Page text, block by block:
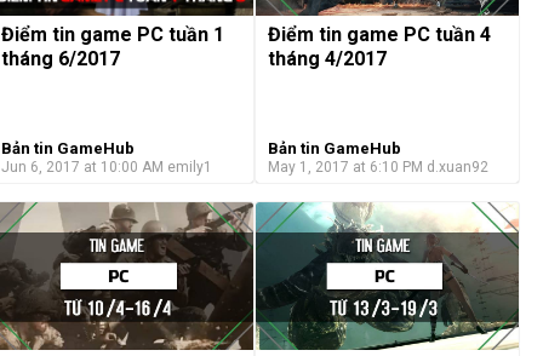
Điểm tin game PC tuần 1
tháng 6/2017
Bản tin GameHub
Jun 6, 2017 at 10:00 AM emily1
Điểm tin game PC tuần 4
tháng 4/2017
Bản tin GameHub
May 1, 2017 at 6:10 PM d.xuan92